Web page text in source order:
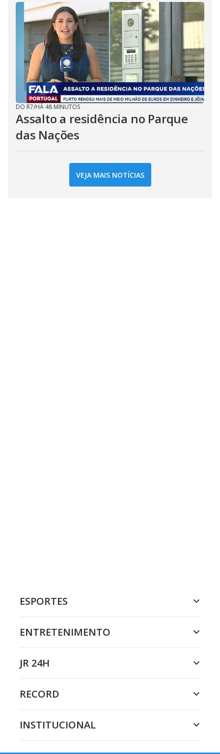
DO R7/HÁ 48 MINUTOS
Assalto a residência no Parque
das Nações
VEJA MAIS NOTÍCIAS
ESPORTES
ENTRETENIMENTO
JR 24H
RECORD
INSTITUCIONAL